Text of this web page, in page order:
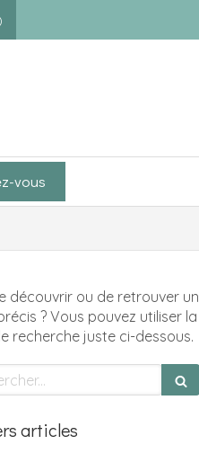
vous
découvrir ou de retrouver un
? Vous pouvez utiliser la
recherche juste ci-dessous.
articles